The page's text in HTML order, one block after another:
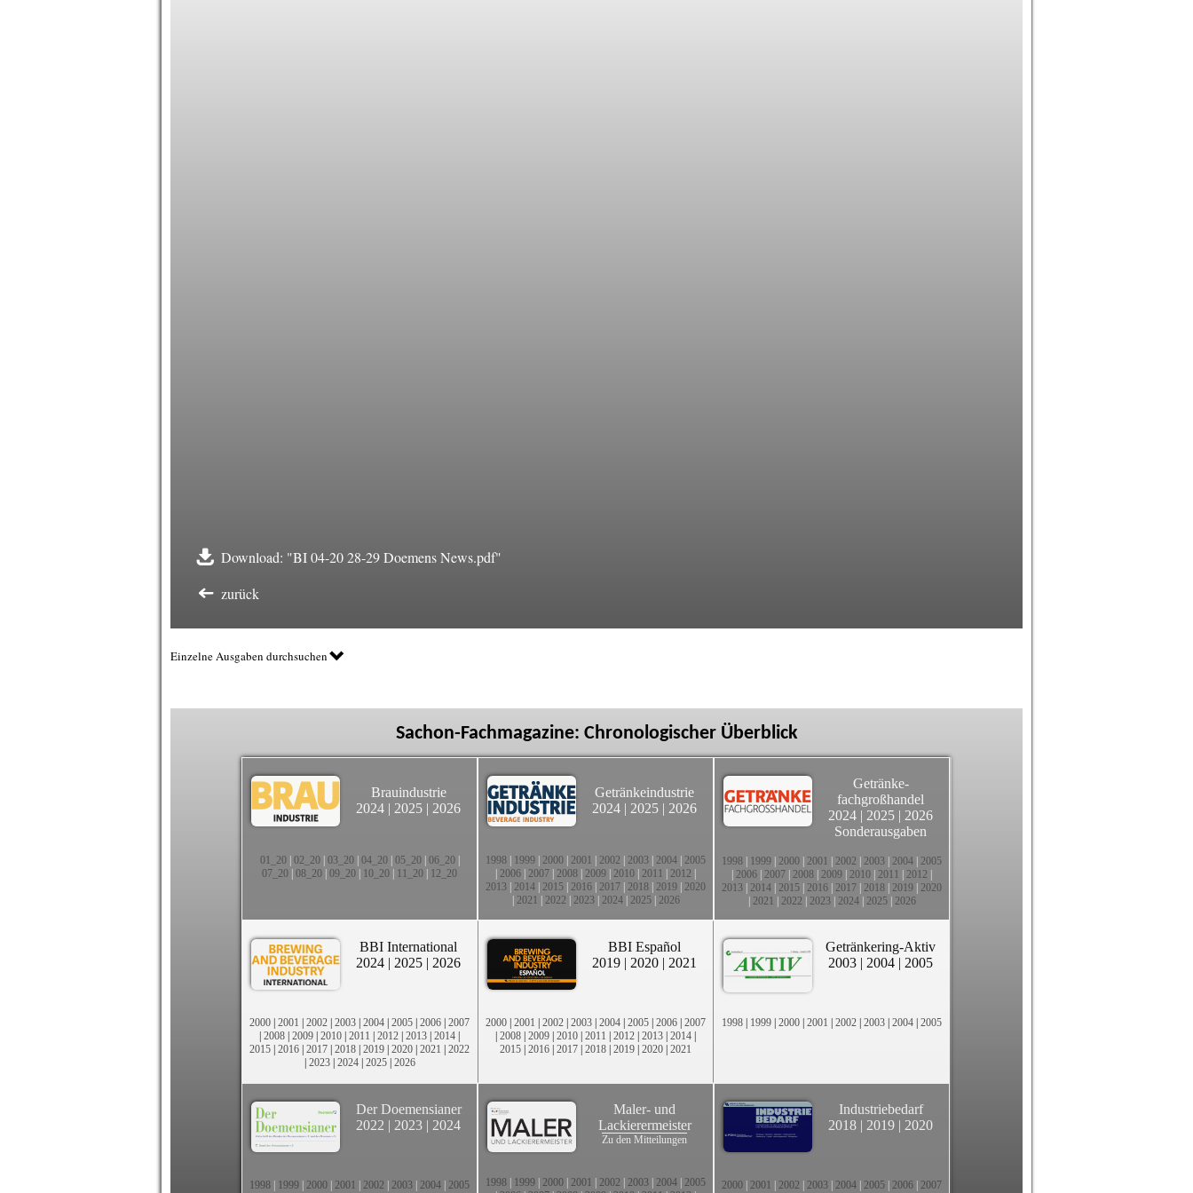
Download: "BI 04-20 28-29 Doemens News.pdf"
zurück
Einzelne Ausgaben durchsuchen
Sachon-Fachmagazine: Chronologischer Überblick
Brauindustrie
2024 | 2025 | 2026
01_20| 02_20| 03_20| 04_20| 05_20| 06_20|
07_20 08_20 09_20 10_20 11_20 12_20
Getränkeindustrie
2024 | 2025 | 2026
1998 1999 2000 2001 2002 2003 2004 2005
2006 2007 2008 2009 2010 2011 2012
2013 2014 2015 2016 2017 2018 2019 2020
2021 2022 2023| 2024| 2025| 2026
Getränke-
fachgroßhandel
2024 | 2025 | 2026
Sonderausgaben
1998 1999 2000 2001 2002 2003 2004 2005
2006 2007 2008 2009 2010 2011 2012
2013 2014 2015 2016 2017 2018 2019 2020
2021 2022 2023| 2024| 2025| 2026
BBI International
2024 | 2025 | 2026
2000 | 2001 | 2002 | 2003 | 2004 | 2005 | 2006 | 2007
| 2008 | 2009 | 2010 | 2011 | 2012 | 2013 | 2014 |
2015 | 2016 | 2017 | 2018 | 2019 | 2020 | 2021 | 2022
| 2023| 2024| 2025| 2026
BBI Español
2019 | 2020 | 2021
2000 | 2001 | 2002 | 2003 | 2004 | 2005 | 2006 | 2007
| 2008 | 2009 | 2010 | 2011 | 2012 | 2013 | 2014 |
2015 | 2016 | 2017 | 2018 | 2019 | 2020 | 2021
Getränkering-Aktiv
2003 | 2004 | 2005
1998 | 1999 | 2000 | 2001 | 2002 | 2003 | 2004 | 2005
Der Doemensianer
2022 | 2023 | 2024
1998 1999 2000 2001 2002 2003 2004 2005
Maler- und
Lackierermeister
Zu den Mitteilungen
1998 1999 2000 2001 2002 2003 2004 2005
Industriebedarf
2018 | 2019 | 2020
2000 2001 2002 2003 2004 2005 2006 2007